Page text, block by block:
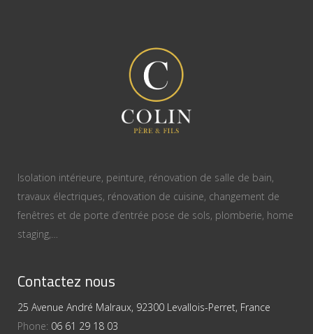
Isolation intérieure, peinture, rénovation de salle de bain,
travaux électriques, rénovation de cuisine, changement de
fenêtres et de porte d’entrée pose de sols, plomberie, home
staging,…
Contactez nous
25 Avenue André Malraux, 92300 Levallois-Perret, France
Phone: 06 61 29 18 03